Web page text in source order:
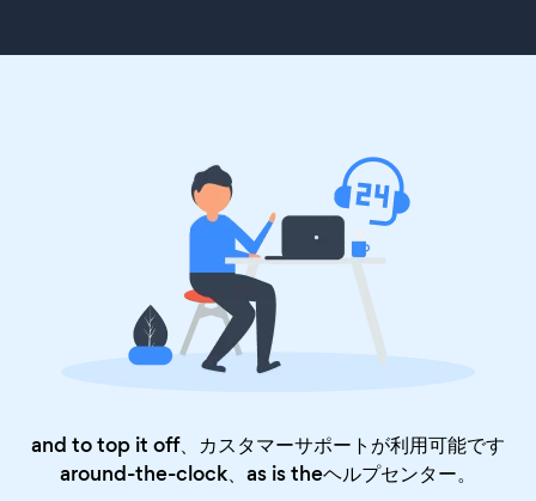
and to top it off、カスタマーサポートが利用可能です
around-the-clock、as is theヘルプセンター。